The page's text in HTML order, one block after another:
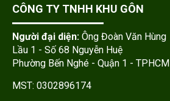
CÔNG TY TNHH KHU GÔN
Người đại diện: Ông Đoàn Văn Hùng
Lầu 1 - Số 68 Nguyễn Huệ
Phường Bến Nghé - Quận 1 - TPHCM
MST: 0302896174